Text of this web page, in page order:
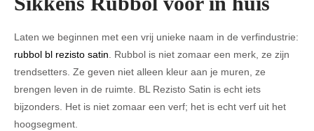
Laten we beginnen met een vrij unieke naam in de verfindustrie:
rubbol bl rezisto satin . Rubbol is niet zomaar een merk, ze zijn
trendsetters. Ze geven niet alleen kleur aan je muren, ze
brengen leven in de ruimte. BL Rezisto Satin is echt iets
bijzonders. Het is niet zomaar een verf; het is echt verf uit het
hoogsegment.